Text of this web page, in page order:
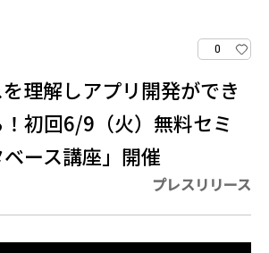
0
理解しアプリ開発ができ
初回6/9（火）無料セミ
ース講座」開催
プレスリリース